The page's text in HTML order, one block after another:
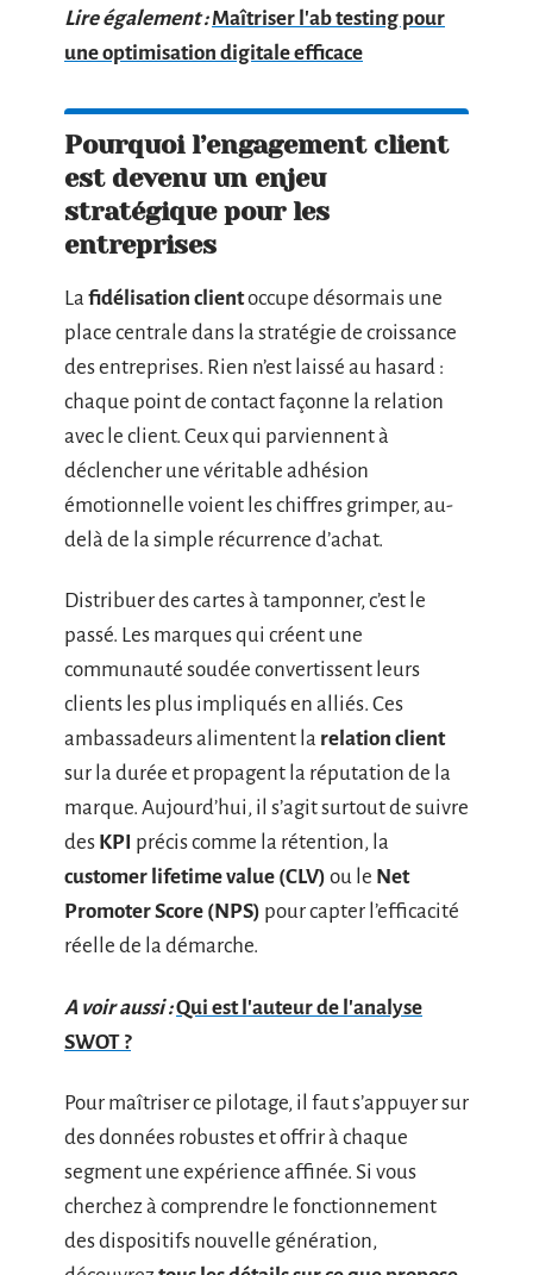
Lire également : Maîtriser l'ab testing pour
une optimisation digitale efficace
Pourquoi l’engagement client
est devenu un enjeu
stratégique pour les
entreprises
La fidélisation clientoccupe désormais une
place centrale dans la stratégie de croissance
des entreprises. Rien n’est laissé au hasard :
chaque point de contact façonne la relation
avec le client. Ceux qui parviennent à
déclencher une véritable adhésion
émotionnelle voient les chiffres grimper, au-
delà de la simple récurrence d’achat.
Distribuer des cartes à tamponner, c’est le
passé. Les marques qui créent une
communauté soudée convertissent leurs
clients les plus impliqués en alliés. Ces
ambassadeurs alimentent la relation client
sur la durée et propagent la réputation de la
marque. Aujourd’hui, il s’agit surtout de suivre
des KPI précis comme la rétention, la
customer lifetime value (CLV) ou le Net
Promoter Score (NPS) pour capter l’efficacité
réelle de la démarche.
A voir aussi :Qui est l'auteur de l'analyse
SWOT ?
Pour maîtriser ce pilotage, il faut s’appuyer sur
des données robustes et offrir à chaque
segment une expérience affinée. Si vous
cherchez à comprendre le fonctionnement
des dispositifs nouvelle génération,